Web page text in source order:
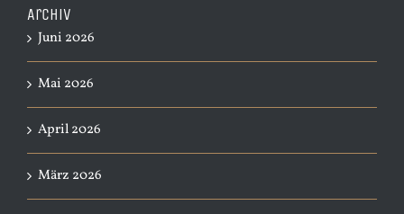
Archiv
Juni 2026
Mai 2026
April 2026
März 2026